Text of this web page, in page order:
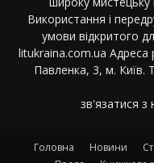
Використання і
умови відкритого
litukraina.com.ua Адреса
Павленка, 3, м. Київ.
зв'язатися з
Головна Новини